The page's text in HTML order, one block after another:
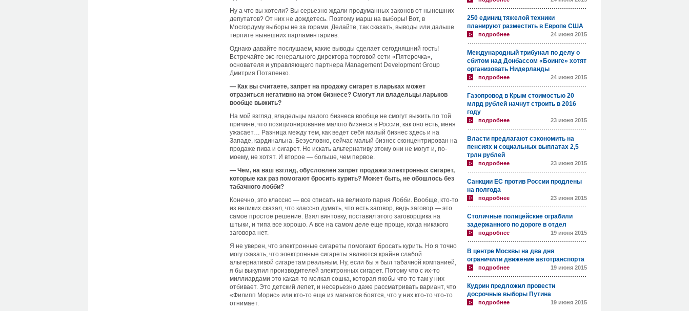
Ну а что вы хотели? Вы серьезно ждали продуманных законов от нынешних
депутатов? От них не дождетесь. Поэтому марш на выборы! Вот, в
Мосгордуму выборы не за горами. Делайте, так сказать, выводы или дальше
терпите нынешних парламентариев.
Однако давайте послушаем, какие выводы сделает сегодняшний гость!
Встречайте экс-генерального директора торговой сети «Пятерочка»,
основателя и управляющего партнера Management Development Group
Дмитрия Потапенко.
— Как вы считаете, запрет на продажу сигарет в ларьках может
отразиться негативно на этом бизнесе? Смогут ли владельцы ларьков
вообще выжить?
На мой взгляд, владельцы малого бизнеса вообще не смогут выжить по той
причине, что позиционирование малого бизнеса в России, как оно есть, меня
ужасает… Разница между тем, как ведет себя малый бизнес здесь и на
Западе, кардинальна. Безусловно, сейчас малый бизнес сконцентрирован на
продаже пива и сигарет. Но искать альтернативу этому они не могут и, по-
моему, не хотят. И второе — больше, чем первое.
— Чем, на ваш взгляд, обусловлен запрет продажи электронных сигарет,
которые как раз помогают бросить курить? Может быть, не обошлось без
табачного лобби?
Конечно, это классно — все списать на великого парня Лобби. Вообще, кто-то
из великих сказал, что классно думать, что есть заговор, ведь заговор — это
самое простое решение. Взял винтовку, поставил этого заговорщика на
штыки, и типа все хорошо. А все на самом деле еще проще, когда никакого
заговора нет.
Я не уверен, что электронные сигареты помогают бросать курить. Но я точно
могу сказать, что электронные сигареты являются крайне слабой
альтернативой сигаретам реальным. Ну, если бы я был табачной компанией,
я бы выкупил производителей электронных сигарет. Потому что с их-то
миллиардами это какая-то мелкая сошка, которая якобы что-то там у них
отбивает. Это детский лепет, и несерьезно даже рассматривать вариант, что
«Филипп Морис» или кто-то еще из магнатов боятся, что у них кто-то что-то
отнимает.
250 единиц тяжелой техники
планируют разместить в Европе США
подробнее 24 июня 2015
Международный трибунал по делу о
сбитом над Донбассом «Боинге» хотят
организовать Нидерланды
подробнее 24 июня 2015
Газопровод в Крым стоимостью 20
млрд рублей начнут строить в 2016
году
подробнее 23 июня 2015
Власти предлагают сэкономить на
пенсиях и социальных выплатах 2,5
трлн рублей
подробнее 23 июня 2015
Санкции ЕС против России продлены
на полгода
подробнее 23 июня 2015
Столичные полицейские ограбили
задержанного по дороге в отдел
подробнее 19 июня 2015
В центре Москвы на два дня
ограничили движение автотранспорта
подробнее 19 июня 2015
Кудрин предложил провести
досрочные выборы Путина
подробнее 19 июня 2015